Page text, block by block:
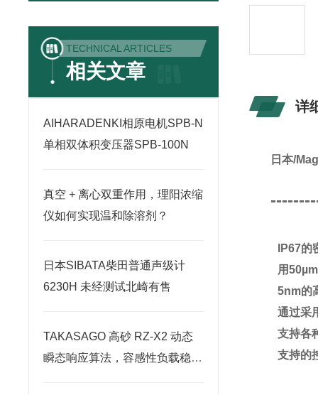
TECHNICAL ARTICLES
相关文章
AIHARADENKI相原电机SPB-N
单相双体积变压器SPB-100N
真空 + 离心双重作用，理阳浓缩
仪如何实现温和除溶剂？
日本SIBATA柴田普通声级计
6230H 未经测试北崎有售
TAKASAGO 高砂 RZ-X2 动态
瞬态响应算法，容感性负载稳定
详
日本/
IP67的
用
5nm的
通过采
支持各
支持的